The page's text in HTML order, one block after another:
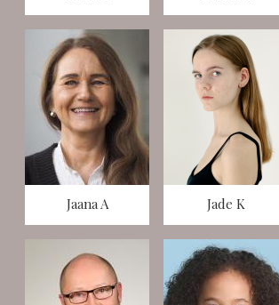
Jaana A Jade K